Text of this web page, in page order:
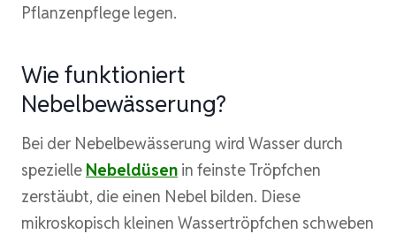
Pflanzenpflege legen.
Wie funktioniert
Nebelbewässerung?
Bei der Nebelbewässerung wird Wasser durch
spezielle Nebeldüsen in feinste Tröpfchen
zerstäubt, die einen Nebel bilden. Diese
mikroskopisch kleinen Wassertröpfchen schweben